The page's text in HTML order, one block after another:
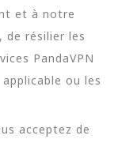
et à notre
de résilier les
PandaVPN
ou les
acceptez de